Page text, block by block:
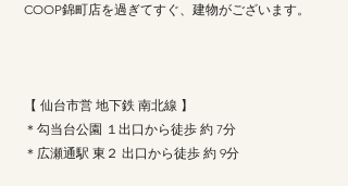
COOP錦町店を過ぎてすぐ、建物がございます。
【 仙台市営 地下鉄 南北線 】
＊勾当台公園 １出口から徒歩 約 7分
＊広瀬通駅 東２ 出口から徒歩 約 9分